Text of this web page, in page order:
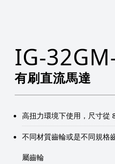
IG-
有刷直流馬達
高扭力環境下使用，尺寸
不同材質齒輪或是不同規格
屬齒輪